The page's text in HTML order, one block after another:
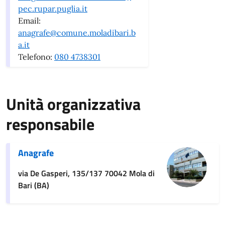
pec.rupar.puglia.it
Email:
anagrafe@comune.moladibari.b
a.it
Telefono: 080 4738301
Unità organizzativa
responsabile
Anagrafe
via De Gasperi, 135/137 70042 Mola di
Bari (BA)